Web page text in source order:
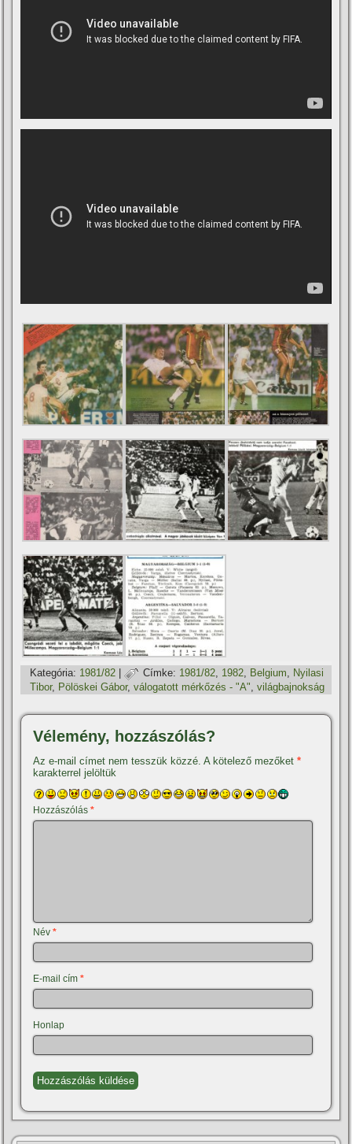
Kategória: 1981/82 | Címke: 1981/82, 1982, Belgium, Nyilasi
Tibor, Pölöskei Gábor,válogatott mérkőzés - "A" ,világbajnokság
Vélemény, hozzászólás?
Az e-mail címet nem tesszük közzé. A kötelező mezőket*
karakterrel jelöltük
Hozzászólás*
Név*
E-mail cím*
Honlap